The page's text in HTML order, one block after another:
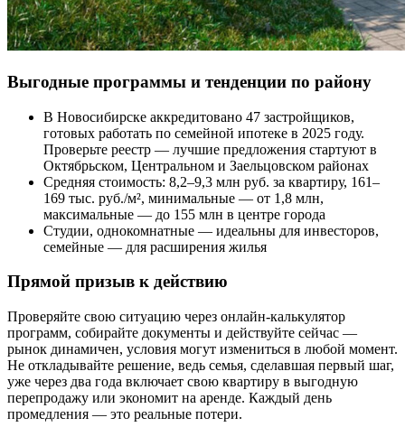
Выгодные программы и тенденции по району
В Новосибирске аккредитовано 47 застройщиков,
готовых работать по семейной ипотеке в 2025 году.
Проверьте реестр — лучшие предложения стартуют в
Октябрьском, Центральном и Заельцовском районах
Средняя стоимость: 8,2–9,3 млн руб. за квартиру, 161–
169 тыс. руб./м², минимальные — от 1,8 млн,
максимальные — до 155 млн в центре города
Студии, однокомнатные — идеальны для инвесторов,
семейные — для расширения жилья
Прямой призыв к действию
Проверяйте свою ситуацию через онлайн-калькулятор
программ, собирайте документы и действуйте сейчас —
рынок динамичен, условия могут измениться в любой момент.
Не откладывайте решение, ведь семья, сделавшая первый шаг,
уже через два года включает свою квартиру в выгодную
перепродажу или экономит на аренде. Каждый день
промедления — это реальные потери.